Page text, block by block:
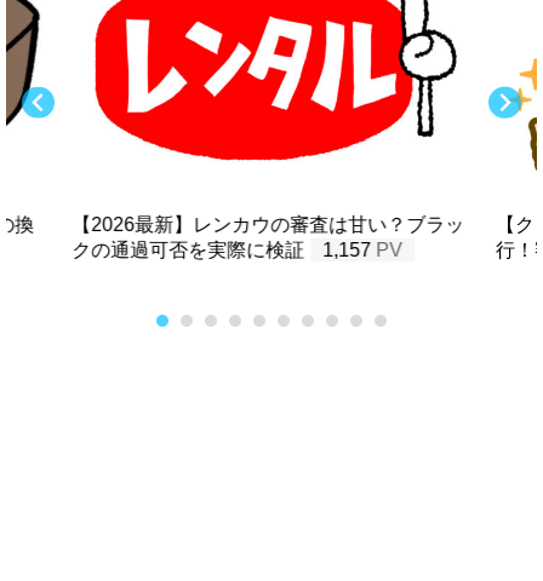
換
【2026最新】レンカウの審査は甘い？ブラッ
クの通過可否を実際に検証
1,157
【
行！